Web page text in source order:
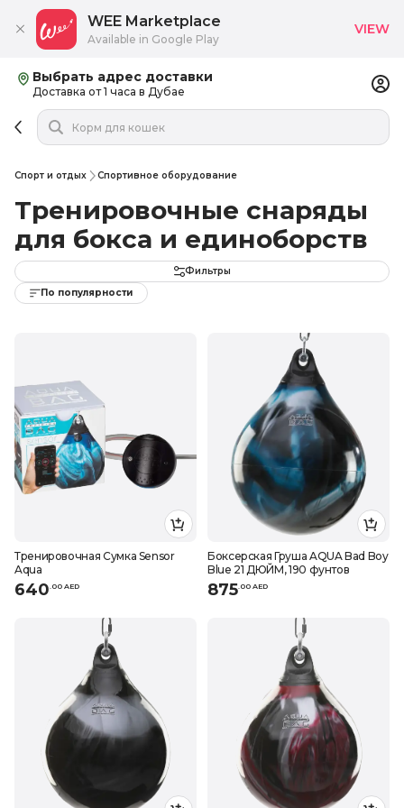
Выбрать адрес доставки
Доставка от 1 часа в Дубае
Спорт и отдых Спортивное оборудование
Тренировочные снаряды
для бокса и единоборств
Фильтры
По популярности
Тренировочная Сумка Sensor
Aqua
640.00 AED
Боксерская Груша AQUA Bad Boy
Blue 21 ДЮЙМ, 190 фунтов
875.00 AED
WEE Marketplace
Available in Google Play
VIEW